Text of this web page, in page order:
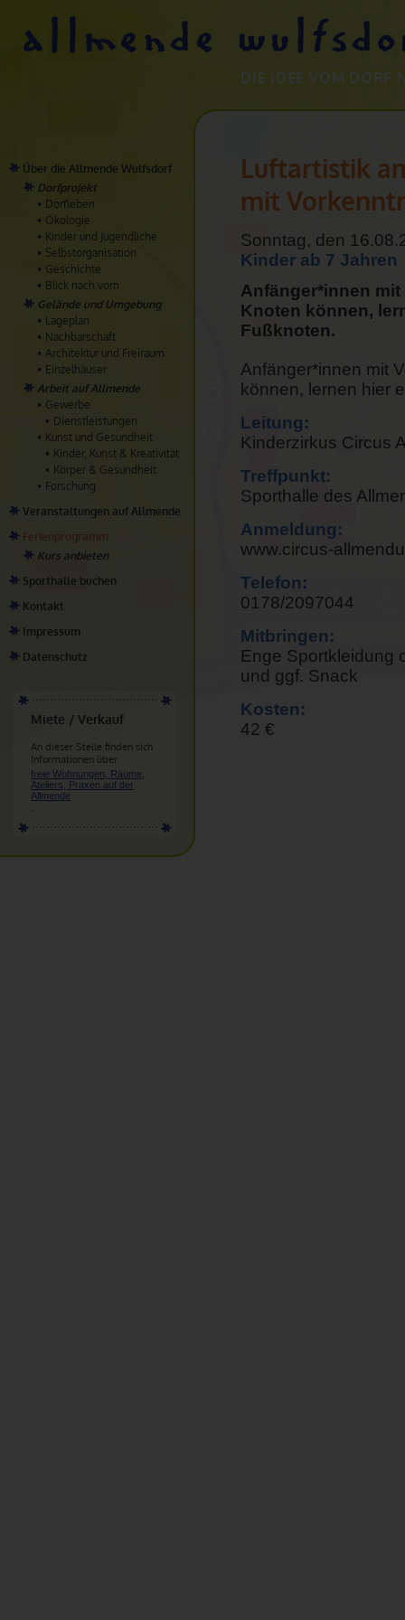
DIE IDEE VOM DORF
Über die Allmende Wulfsdorf
Dorfprojekt
Dorfleben
Ökologie
Kinder und Jugendliche
Selbstorganisation
Geschichte
Blick nach vorn
Gelände und Umgebung
Lageplan
Nachbarschaft
Architektur und Freiraum
Einzelhäuser
Arbeit auf Allmende
Gewerbe
Dienstleistungen
Kunst und Gesundheit
Kinder, Kunst & Kreativität
Körper & Gesundheit
Forschung
Veranstaltungen auf Allmende
Ferienprogramm
Kurs anbieten
Sporthalle buchen
Kontakt
Impressum
Datenschutz
Miete / Verkauf
An dieser Stelle finden sich
Informationen über
freie Wohnungen, Räume,
Ateliers, Praxen auf der
Allmende
.
Luftartistik
mit
Sonntag, den
Kinder ab 7 Jahren
Anfänger*innen
Knoten können,
Fußknoten.
Anfänger*innen mit
können, lernen hier
Leitung:
Kinderzirkus Circus
Treffpunkt:
Sporthalle des
Anmeldung:
www.circus-
Telefon:
0178/2097044
Mitbringen:
Enge Sportkleidung
und ggf. Snack
Kosten:
42 €